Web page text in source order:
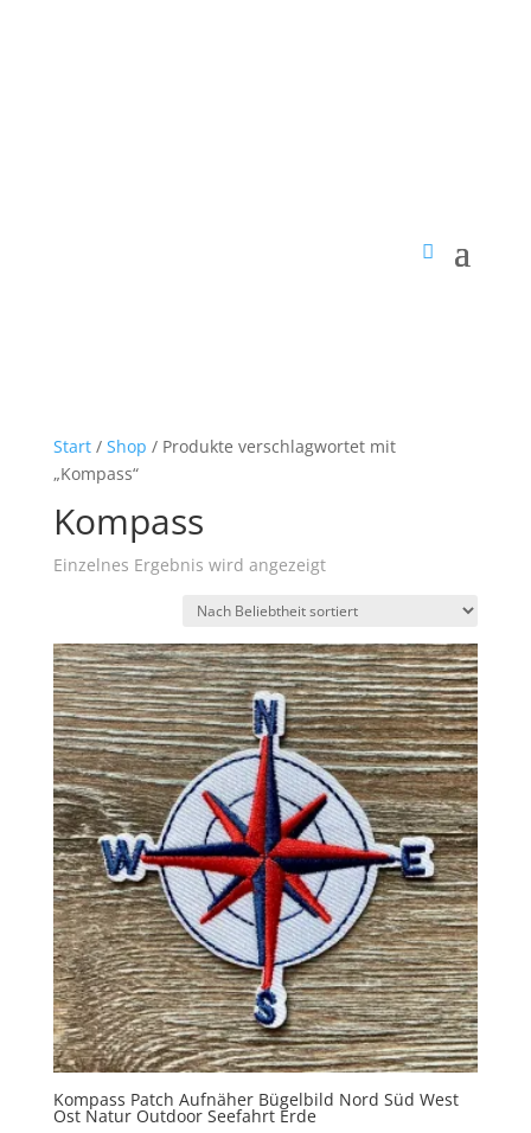
Start/ Shop / Produkte verschlagwortet mit
„Kompass“
Kompass
Einzelnes Ergebnis wird angezeigt
Kompass Patch Aufnäher Bügelbild Nord Süd West
Ost Natur Outdoor Seefahrt Erde